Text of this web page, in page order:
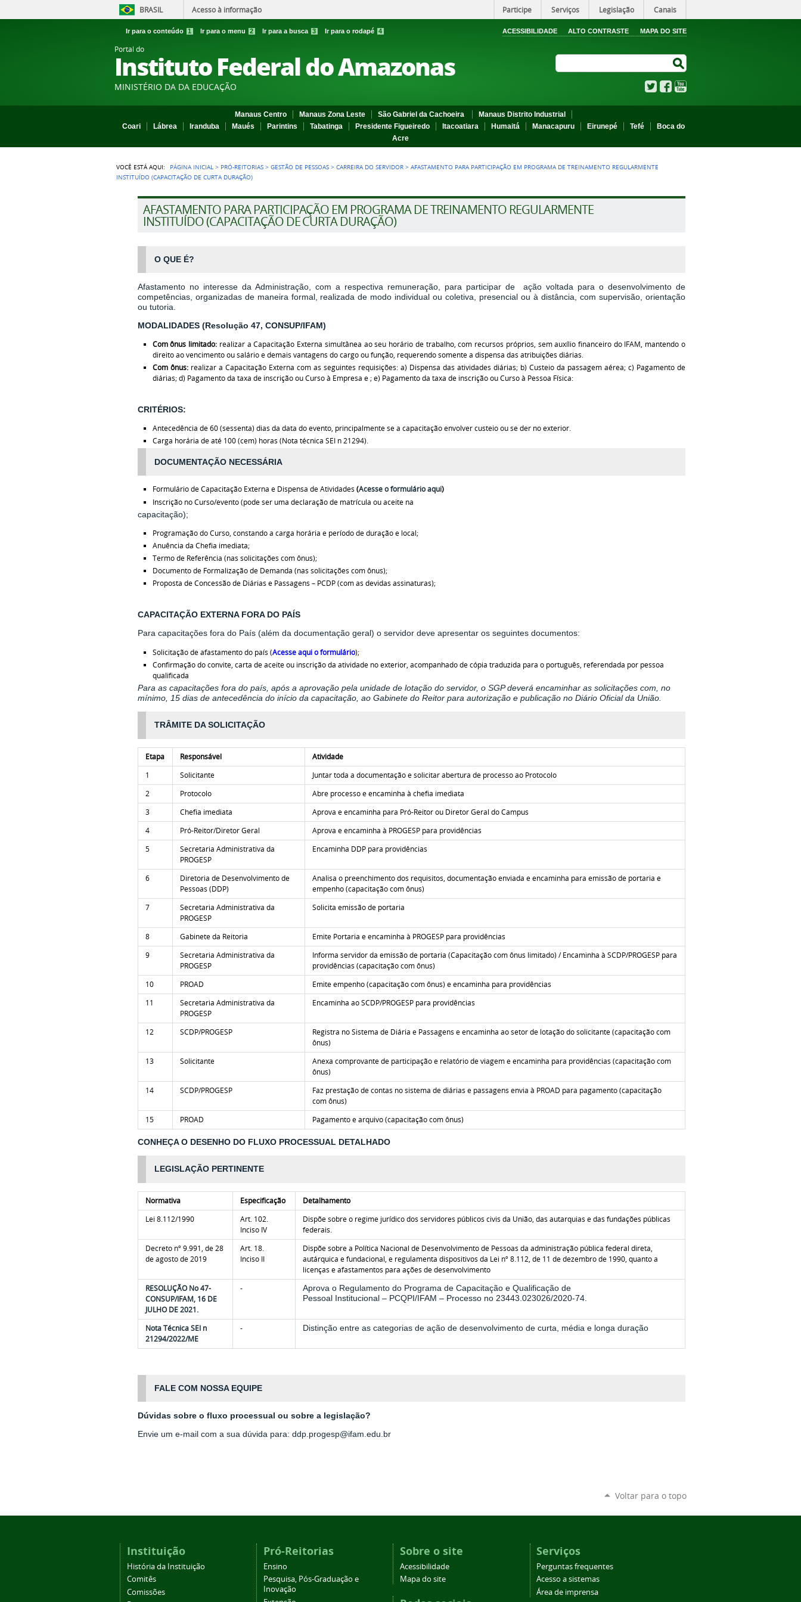
BRASIL Acesso à informação Participe Serviços Legislação Canais
Ir para o conteúdo 1 Ir para o menu 2 Ir para a busca 3 Ir para o rodapé 4 ACESSIBILIDADE ALTO CONTRASTE MAPA DO SITE
Portal do
Instituto Federal do Amazonas
MINISTÉRIO DA DA EDUCAÇÃO TwitterFacebook
Manaus Centro Manaus Zona Leste São Gabriel da Cachoeira
Manaus Distrito Industrial
Coari
Lábrea Iranduba Maués Parintins Tabatinga Presidente Figueiredo Itacoatiara Humaitá Manacapuru Eirunepé Tefé
Boca do
Acre
VOCÊ ESTÁ AQUI: PÁGINA INICIAL > PRÓ-REITORIAS >GESTÃO DE PESSOAS >CARREIRA DO SERVIDOR >AFASTAMENTO PARA PARTICIPAÇÃO EM PROGRAMA DE TREINAMENTO REGULARMENTE
INSTITUÍDO (CAPACITAÇÃO DE CURTA DURAÇÃO)
AFASTAMENTO PARA PARTICIPAÇÃO EM PROGRAMA DE TREINAMENTO REGULARMENTE
INSTITUÍDO (CAPACITAÇÃO DE CURTA DURAÇÃO)
O QUE É?
Afastamento no interesse da Administração, com a respectiva remuneração,
para participar de ação voltada para o desenvolvimento de
competências, organizadas de maneira formal, realizada de modo individual ou coletiva, presencial ou à distância, com supervisão, orientação
ou tutoria.
MODALIDADES (Resolução 47, CONSUP/IFAM)
Com ônus limitado: realizar a Capacitação Externa simultânea ao seu horário de trabalho, com recursos próprios, sem auxílio financeiro do IFAM, mantendo o
direito ao vencimento ou salário e demais vantagens do cargo ou função, requerendo somente a dispensa das atribuições diárias.
Com ônus:realizar a Capacitação Externa com as seguintes requisições: a) Dispensa das atividades diárias; b) Custeio da passagem aérea; c) Pagamento de
diárias; d) Pagamento da taxa de inscrição ou Curso à Empresa e ; e) Pagamento da taxa de inscrição ou Curso à Pessoa Física:
CRITÉRIOS:
Antecedência de 60 (sessenta) dias da data do evento, principalmente se a capacitação envolver custeio ou se der no exterior.
Carga horária de até 100 (cem) horas (Nota técnica SEI n 21294).
DOCUMENTAÇÃO NECESSÁRIA
Formulário de Capacitação Externa e Dispensa de Atividades (Acesse o formulário aqui)
Inscrição no Curso/evento (pode ser uma declaração de matrícula ou aceite na
capacitação);
Programação do Curso, constando a carga horária e período de duração e local;
Anuência da Chefia imediata;
Termo de Referência (nas solicitações com ônus);
Documento de Formalização de Demanda (nas solicitações com ônus);
Proposta de Concessão de Diárias e Passagens – PCDP (com as devidas assinaturas);
CAPACITAÇÃO EXTERNA FORA DO PAÍS
Para capacitações fora do País (além da documentação geral) o servidor deve apresentar os seguintes documentos:
Solicitação de afastamento do país (Acesse aqui o formulário);
Confirmação do convite, carta de aceite ou inscrição da atividade no exterior, acompanhado de cópia traduzida para o português, referendada por pessoa
qualificada
Para as capacitações fora do país, após a aprovação pela unidade de lotação do servidor, o SGP deverá encaminhar as solicitações com, no
mínimo, 15 dias de antecedência do início da capacitação, ao Gabinete do Reitor para autorização e publicação no Diário Oficial da União.
TRÂMITE DA SOLICITAÇÃO
Etapa Responsável
Atividade
1
Solicitante
Juntar toda a documentação e solicitar abertura de processo ao Protocolo
2
Protocolo
Abre processo e encaminha à chefia imediata
3
Chefia imediata
Aprova e encaminha para Pró-Reitor ou Diretor Geral do Campus
4
Pró-Reitor/Diretor Geral
Aprova e encaminha à PROGESP para providências
5
Secretaria Administrativa da
PROGESP
Encaminha DDP para providências
6
Diretoria de Desenvolvimento de
Pessoas (DDP)
Analisa o preenchimento dos requisitos, documentação enviada e encaminha para emissão de portaria e
empenho (capacitação com ônus)
7
Secretaria Administrativa da
PROGESP
Solicita emissão de portaria
8 Gabinete da Reitoria
Emite Portaria e encaminha à PROGESP para providências
9
Secretaria Administrativa da
PROGESP
Informa servidor da emissão de portaria (Capacitação com ônus limitado) / Encaminha à SCDP/PROGESP para
providências(capacitação com ônus)
10
PROAD Emite empenho(capacitação com ônus) e encaminha para providências
11
Secretaria Administrativa da
PROGESP
Encaminha ao SCDP/PROGESP para providências
12 SCDP/PROGESP Registra no Sistema de Diária e Passagens e encaminha ao setor de lotação do solicitante(capacitação com
ônus)
13
Solicitante Anexa comprovante de participação e relatório de viagem e encaminha para providências(capacitação com
ônus)
14
SCDP/PROGESP Faz prestação de contas no sistema de diárias e passagens envia à PROAD para pagamento(capacitação
com ônus)
15
PROAD Pagamento e arquivo(capacitação com ônus)
CONHEÇA O DESENHO DO FLUXO PROCESSUAL DETALHADO
LEGISLAÇÃO PERTINENTE
Normativa Especificação
Detalhamento
Lei 8.112/1990
Art. 102.
Inciso IV
Dispõe sobre o regime jurídico dos servidores públicos civis da União, das autarquias e das fundações públicas
federais.
Decreto nº 9.991, de 28
de agosto de 2019
Art. 18.
Inciso II
Dispõe sobre a Política Nacional de Desenvolvimento de Pessoas da administração pública federal direta,
autárquica e fundacional, e regulamenta dispositivos da Lei nº 8.112, de 11 de dezembro de 1990, quanto a
licenças e afastamentos para ações de desenvolvimento
RESOLUÇÃO No 47-
CONSUP/IFAM, 16 DE
JULHO DE 2021.
-
Aprova o Regulamento do Programa de Capacitação e Qualificação de
Pessoal Institucional – PCQPI/IFAM – Processo no 23443.023026/2020-74.
Nota Técnica SEI n
21294/2022/ME
- Distinção entre as categorias de ação de desenvolvimento de curta, média e longa duração
FALE COM NOSSA EQUIPE
Dúvidas sobre o fluxo processual ou sobre a legislação?
Envie um e-mail com a sua dúvida para: ddp.progesp@ifam.edu.br
Voltar para o topo
Instituição
História da Instituição
Comitês
Comissões
Pró-Reitorias
Ensino
Pesquisa, Pós-Graduação e
Inovação
Sobre o site
Acessibilidade
Mapa do site
Serviços
Perguntas frequentes
Acesso a sistemas
Área de imprensa